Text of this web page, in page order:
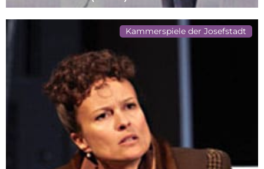
Kammerspiele der Josefstadt